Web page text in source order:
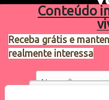
Conteúdo
Receba grátis e
realmente interessa